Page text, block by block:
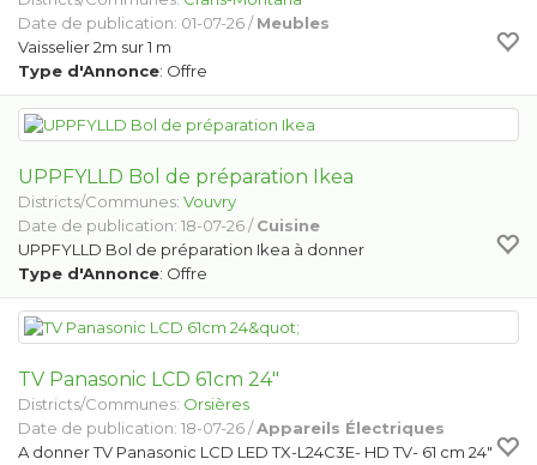
Date de publication: 01-07-26 /Meubles
Vaisselier 2m sur 1 m
Type d'Annonce: Offre
UPPFYLLD Bol de préparation Ikea
Districts/Communes: Vouvry
Date de publication: 18-07-26 /Cuisine
UPPFYLLD Bol de préparation Ikea à donner
Type d'Annonce: Offre
TV Panasonic LCD 61cm 24"
Districts/Communes: Orsières
Date de publication: 18-07-26 /Appareils Électriques
A donner TV Panasonic LCD LED TX-L24C3E- HD TV- 61 cm 24"